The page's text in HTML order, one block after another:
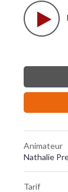
Animateur
Nathalie
Tarif